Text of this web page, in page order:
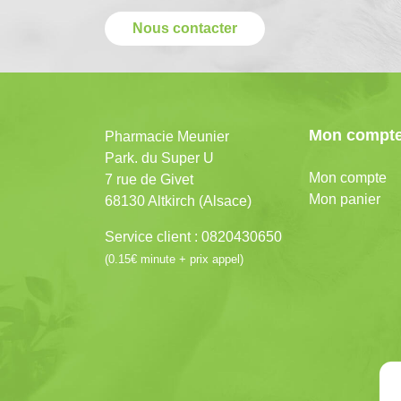
Nous contacter
Pharmacie Meunier
Park. du Super U
7 rue de Givet
68130 Altkirch (Alsace)
Service client : 0820430650
(0.15€ minute + prix appel)
Mon
Mon compte
Mon panier